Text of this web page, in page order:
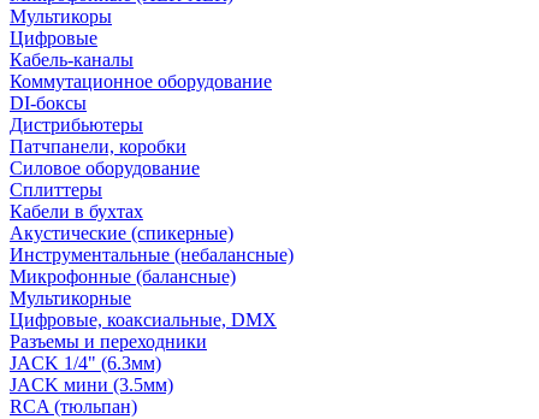
Мультикоры
Цифровые
Кабель-каналы
Коммутационное оборудование
DI-боксы
Дистрибьютеры
Патчпанели, коробки
Силовое оборудование
Сплиттеры
Кабели в бухтах
Акустические (спикерные)
Инструментальные (небалансные)
Микрофонные (балансные)
Мультикорные
Цифровые, коаксиальные, DMX
Разъемы и переходники
JACK 1/4" (6.3мм)
JACK мини (3.5мм)
RCA (тюльпан)